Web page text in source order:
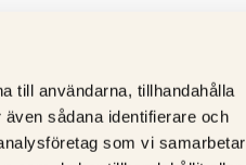
till användarna, tillhandahålla
sådana identifierare och
som vi samarbetar